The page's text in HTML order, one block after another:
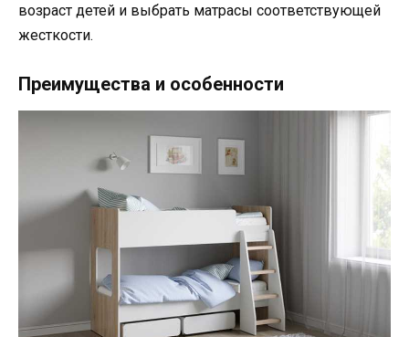
возраст детей и выбрать матрасы соответствующей
жесткости.
Преимущества и особенности